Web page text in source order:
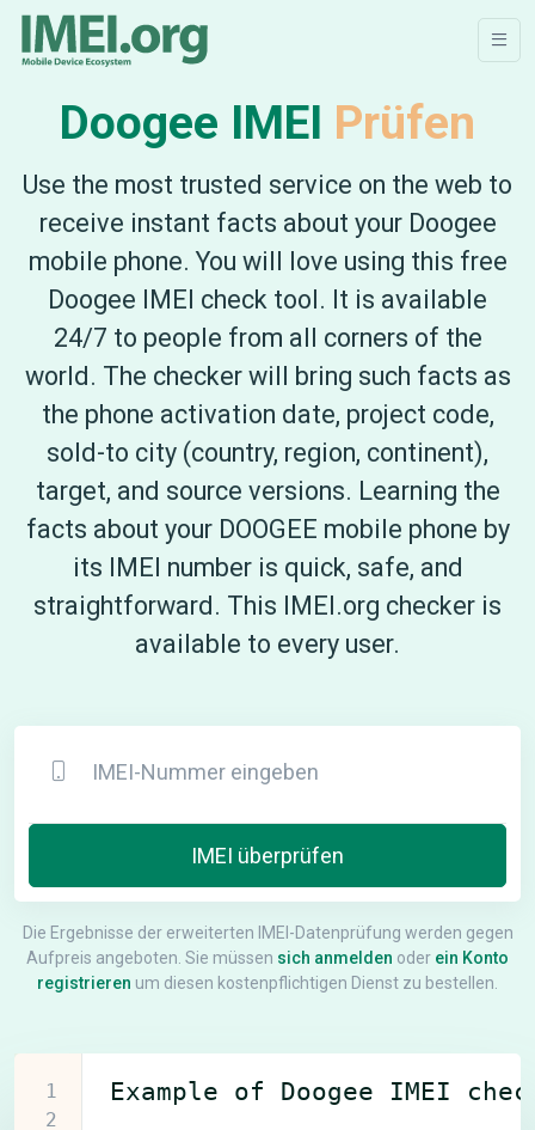
Doogee IMEI Prüfen
Use the most trusted service on the web to
receive instant facts about your Doogee
mobile phone. You will love using this free
Doogee IMEI check tool. It is available
24/7 to people from all corners of the
world. The checker will bring such facts as
the phone activation date, project code,
sold-to city (country, region, continent),
target, and source versions. Learning the
facts about your DOOGEE mobile phone by
its IMEI number is quick, safe, and
straightforward. This IMEI.org checker is
available to every user.
IMEI überprüfen
Die Ergebnisse der erweiterten IMEI-Datenprüfung werden gegen
Aufpreis angeboten. Sie müssen sich anmelden oder ein Konto
registrieren um diesen kostenpflichtigen Dienst zu bestellen.
1
2
Example of Doogee IMEI